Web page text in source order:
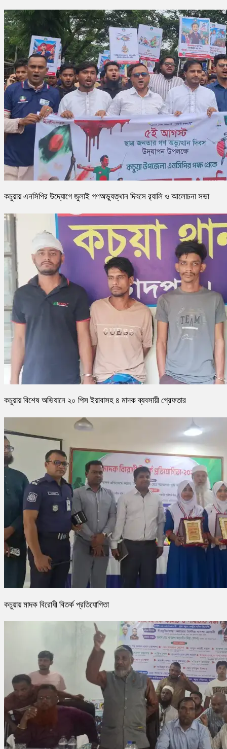
কচুয়ায় এনসিপির উদ্যোগে জুলাই গণঅভ্যুত্থান দিবসে র‌্যালি ও আলোচনা সভা
কচুয়ায় বিশেষ অভিযানে ২০ পিস ইয়াবাসহ ৪ মাদক ব্যবসায়ী গ্রেফতার
কচুয়ায় মাদক বিরোধী বিতর্ক প্রতিযোগিতা